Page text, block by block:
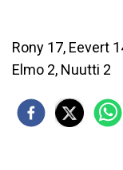
Rony 17, Eevert
Elmo 2, Nuutti 2